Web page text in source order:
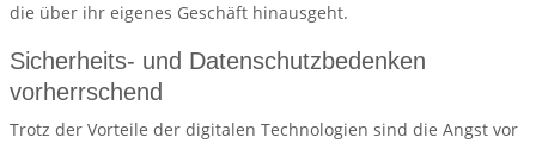
die über ihr eigenes Geschäft hinausgeht.
Sicherheits- und Datenschutzbedenken
vorherrschend
Trotz der Vorteile der digitalen Technologien sind die Angst vor